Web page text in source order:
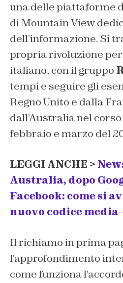
una delle piattaforme
di Mountain View
dell’informazione. Si
propria rivoluzione
italiano, con il gruppo
tempi e seguire gli
Regno Unito e dalla
dall’Australia nel
febbraio e marzo del
LEGGI ANCHE >
Australia, dopo
Facebook: come si
nuovo codice
Il richiamo in prima
l’approfondimento
come funziona